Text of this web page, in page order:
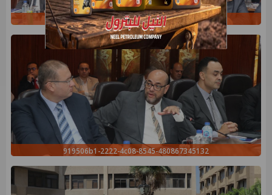
a14811e0-50d9-49ab-9877-f607888cb74c
919506b1-2222-4c08-8545-480867345132